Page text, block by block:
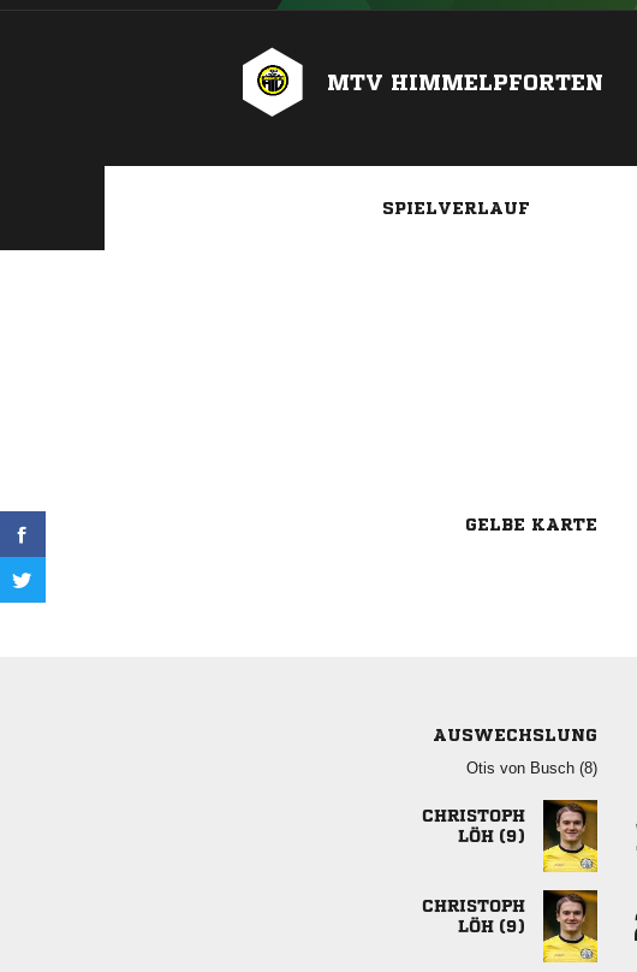
MTV HIMMELPFORTEN
SPIELVERLAUF
GELBE KARTE
AUSWECHSLUNG
   

 

 